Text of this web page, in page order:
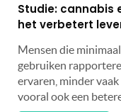
Studie: cannabis
het verbetert
Mensen die
gebruiken
ervaren, minder
vooral ook een